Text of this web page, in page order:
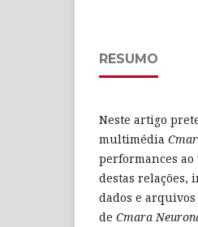
RESUMO
Neste artigo
multimédia
performances
destas relações,
dados e
de Cmara